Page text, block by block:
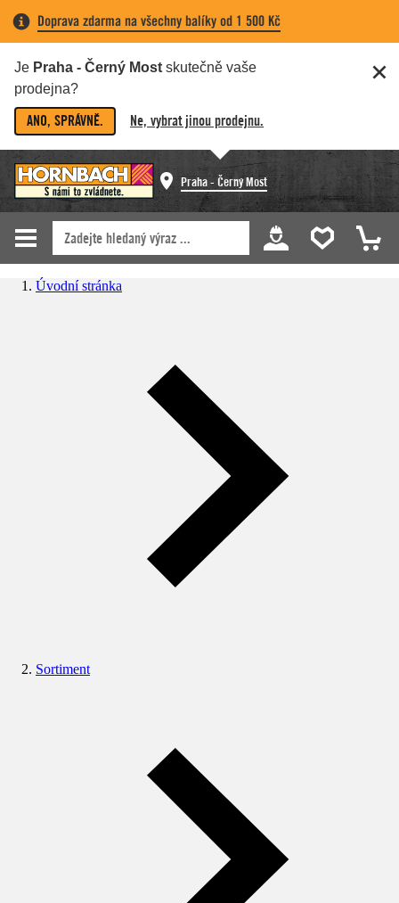
Doprava zdarma na všechny balíky od 1 500 Kč
Je Praha - Černý Most skutečně vaše
prodejna?
ANO, SPRÁVNĚ. Ne, vybrat jinou prodejnu.
Praha - Černý Most
Úvodní stránka
Sortiment